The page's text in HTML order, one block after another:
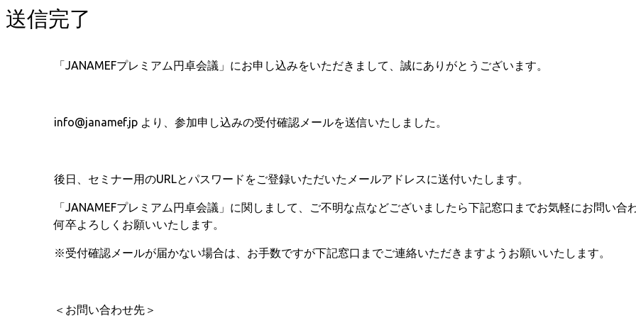
送信完了
「JANAMEFプレミアム円卓会議」にお申し込みをいただきまして、誠にありがとうございます。
info@janamef.jp より、参加申し込みの受付確認メールを送信いたしました。
後日、セミナー用のURLとパスワードをご登録いただいたメールアドレスに送付いたします。
「JANAMEFプレミアム円卓会議」に関しまして、ご不明な点などございましたら下記窓口までお気軽にお問い合
何卒よろしくお願いいたします。
※受付確認メールが届かない場合は、お手数ですが下記窓口までご連絡いただきますようお願いいたします。
＜お問い合わせ先＞